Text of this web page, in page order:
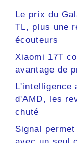
Le prix du
TL, plus une
écouteurs
Xiaomi 17T
avantage de
d'AMD, les
chuté
Signal